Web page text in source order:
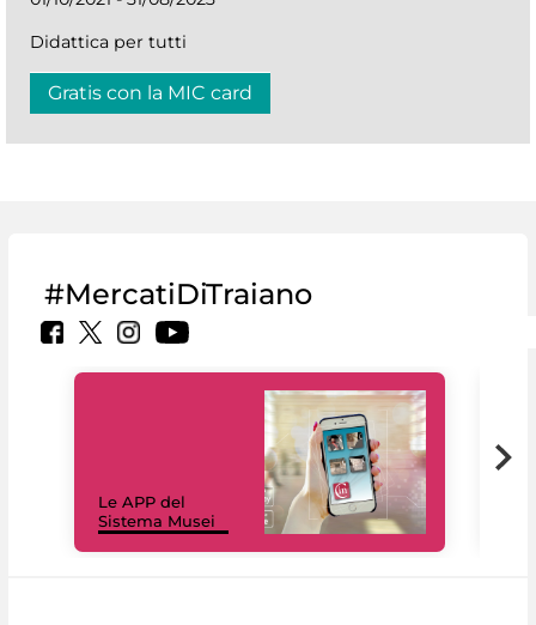
Didattica per tutti
Gratis con la MIC card
#MercatiDiTraiano
Le APP del
Sistema Musei